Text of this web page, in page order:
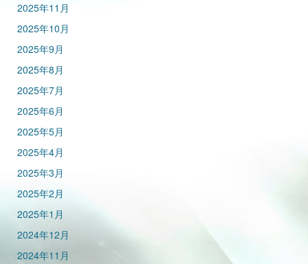
2025年11月
2025年10月
2025年9月
2025年8月
2025年7月
2025年6月
2025年5月
2025年4月
2025年3月
2025年2月
2025年1月
2024年12月
2024年11月